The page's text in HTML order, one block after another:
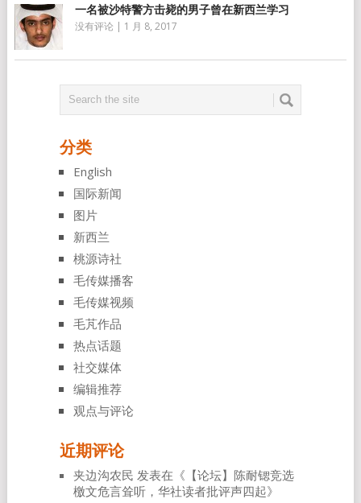
一名被沙特警方击毙的男子曾在新西兰学习
没有评论 | 1 月 8, 2017
分类
English
国际新闻
图片
新西兰
桃源诗社
毛传媒播客
毛传媒视频
毛芃作品
热点话题
社交媒体
编辑推荐
观点与评论
近期评论
夹边沟农民 发表在《 【论坛】陈耐锶竞选
檄文危言耸听，华社读者批评声四起》